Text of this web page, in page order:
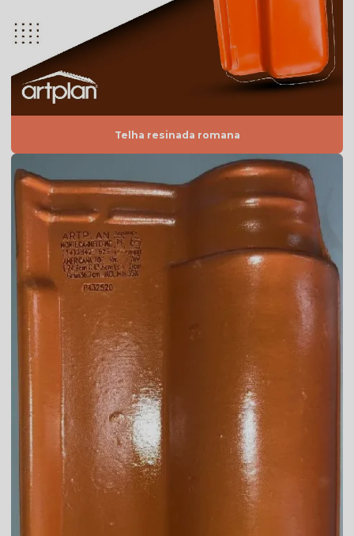
Telha americana esmaltada marfim
Telha americana esmaltada preço
Telha americana esmaltada valor
Telha americana esmaltada vermelha
Telha americana por m2
Telha americana mesclada natural
Telha americana mesclada preço
Telha americana mesclada valor
Telha americana natural
Telha americana natural preço
Telha americana resinada
Telha americana resinada branca
Telha americana resinada cores
Telha americana resinada mesclada
Telha americana resinada preço
Telha americana resinada valor
Telha americana resinada vermelha
Telha resinada romana